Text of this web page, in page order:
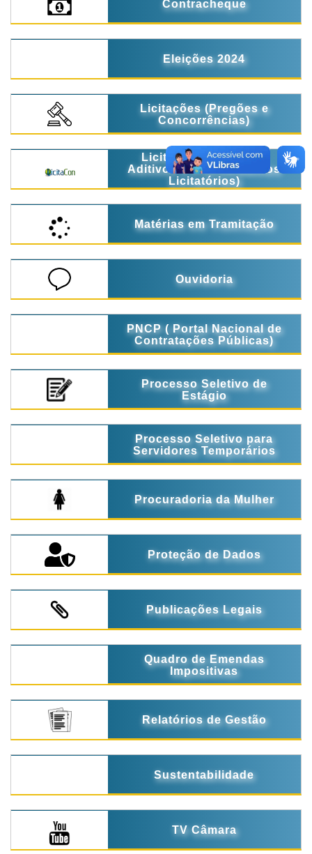
Contracheque
Eleições 2024
Licitações (Pregões e
Concorrências)
Licitacon (Contratos,
Aditivos e Procedimentos
Licitatórios)
Matérias em Tramitação
Ouvidoria
PNCP ( Portal Nacional de
Contratações Públicas)
Processo Seletivo de
Estágio
Processo Seletivo para
Servidores Temporários
Procuradoria da Mulher
Proteção de Dados
Publicações Legais
Quadro de Emendas
Impositivas
Relatórios de Gestão
Sustentabilidade
TV Câmara